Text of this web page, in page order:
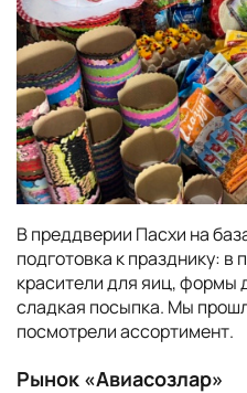
В преддверии Пасхи на
подготовка к празднику:
красители для яиц, формы
сладкая посыпка. Мы
посмотрели ассортимент.
Рынок «Авиасозлар»